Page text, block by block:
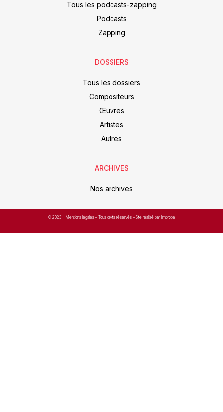
Tous les podcasts-zapping
Podcasts
Zapping
DOSSIERS
Tous les dossiers
Compositeurs
Œuvres
Artistes
Autres
ARCHIVES
Nos archives
© 2023 – Mentions légales – Tous droits réservés – Site réalisé par Improba